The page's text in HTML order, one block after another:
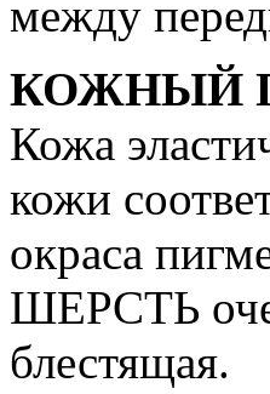
между
КОЖНЫЙ
Кожа
кожи
окраса
ШЕРСТЬ
блестящая.